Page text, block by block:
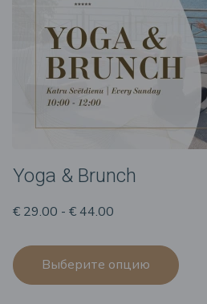
Yoga & Brunch
€ 29.00 - € 44.00
Выберите опцию